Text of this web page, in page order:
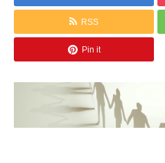
RSS
Pin it